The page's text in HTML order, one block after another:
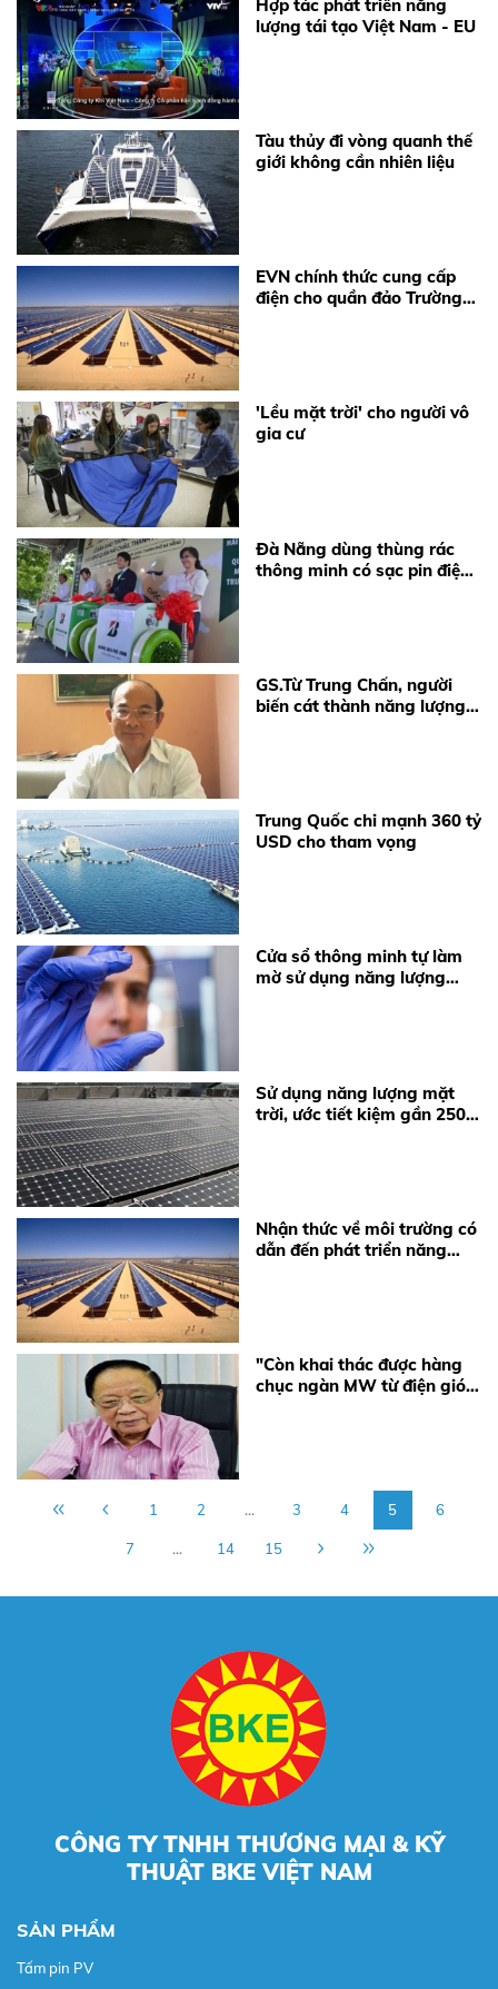
Hợp tác phát triển năng
lượng tái tạo Việt Nam - EU
Tàu thủy đi vòng quanh thế
giới không cần nhiên liệu
EVN chính thức cung cấp
điện cho quần đảo Trường
'Lều mặt trời' cho người vô
gia cư
Đà Nẵng dùng thùng rác
thông minh có sạc pin điện
GS.Từ Trung Chấn, người
biến cát thành năng lượng
Trung Quốc chi mạnh 360 tỷ
USD cho tham vọng
Cửa sổ thông minh tự làm
mờ sử dụng năng lượng
Sử dụng năng lượng mặt
trời, ước tiết kiệm gần 250
Nhận thức về môi trường có
dẫn đến phát triển năng
"Còn khai thác được hàng
chục ngàn MW từ điện gió,
1 2 ... 3 4 5 6
7 ... 14 15
CÔNG TY TNHH THƯƠNG MẠI & KỸ
THUẬT BKE VIỆT NAM
SẢN PHẨM
Tấm pin PV